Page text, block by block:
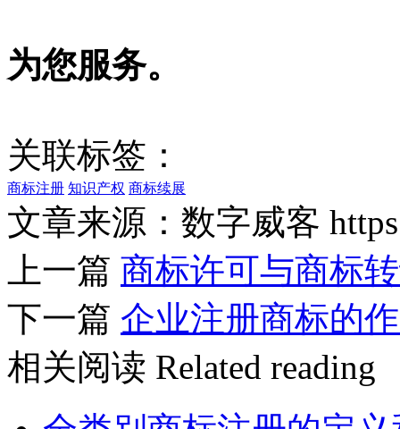
为您服务。
关联标签：
商标注册 知识产权 商标续展
文章来源：数字威客
上一篇 商标许可与商标
下一篇 企业注册商标的
相关阅读 Related reading